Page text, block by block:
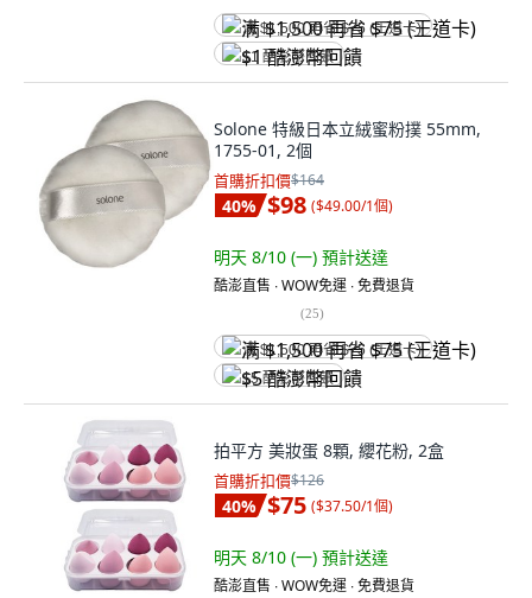
满 $1,500 再省 $75 (王道卡)
$1 酷澎幣回饋
Solone 特級日本立絨蜜粉撲 55mm,
1755-01, 2個
首購折扣價$164
40% $98 ($49.00/1個)
明天 8/10 (一) 預計送達
酷澎直售 ∙ WOW免運 ∙ 免費退貨
(25)
满 $1,500 再省 $75 (王道卡)
$5 酷澎幣回饋
拍平方 美妝蛋 8顆, 纓花粉, 2盒
首購折扣價$126
40% $75 ($37.50/1個)
明天 8/10 (一) 預計送達
酷澎直售 ∙ WOW免運 ∙ 免費退貨